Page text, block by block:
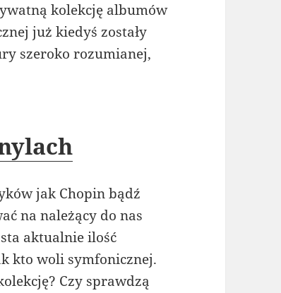
kolekcję albumów
już kiedyś zostały
szeroko rozumianej,
jak Chopin bądź
na należący do nas
aktualnie ilość
kto woli symfonicznej.
Czy sprawdzą